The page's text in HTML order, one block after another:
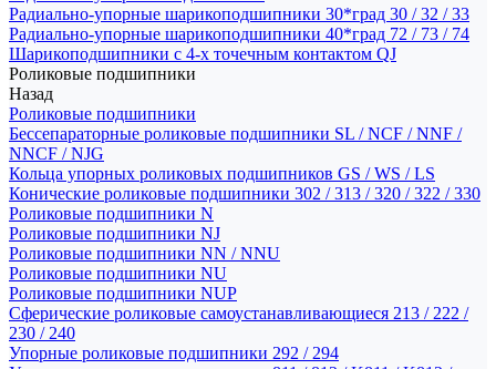
Радиально-упорные шарикоподшипники 30*град 30 / 32 / 33
Радиально-упорные шарикоподшипники 40*град 72 / 73 / 74
Шарикоподшипники с 4-х точечным контактом QJ
Роликовые подшипники
Назад
Роликовые подшипники
Бессепараторные роликовые подшипники SL / NCF / NNF /
NNCF / NJG
Кольца упорных роликовых подшипников GS / WS / LS
Конические роликовые подшипники 302 / 313 / 320 / 322 / 330
Роликовые подшипники N
Роликовые подшипники NJ
Роликовые подшипники NN / NNU
Роликовые подшипники NU
Роликовые подшипники NUP
Сферические роликовые самоустанавливающиеся 213 / 222 /
230 / 240
Упорные роликовые подшипники 292 / 294